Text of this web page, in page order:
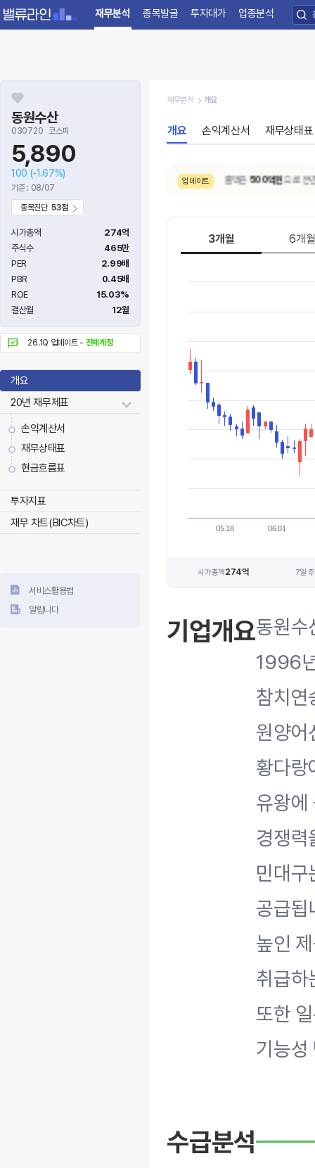
재무분석 종목발굴 투자대가 업종분석
동원수산
030720 코스피
5,890
100 (-1.67%)
기준 : 08/07
종목진단53점
시가총액
274억
주식수
465만
PER
2.99배
PBR
0.45배
ROE
15.03%
결산월
12월
26.1Q 업데이트 - 전체계정
개요
20년 재무제표
손익계산서
재무상태표
현금흐름표
투자지표
재무 차트(BIC차트)
서비스활용법
알립니다
재무분석 개요
개요 손익계산서 재무상태표
업데이트
26.2Q 잠정 매출액은500억원으로 전년 동
3개월 6개월
05.18 06.01
시가총액274억 7일
기업개요동원수
1996
참치연
원양어
황다랑
유왕에
경쟁력
민대구
공급됩
높인
취급하
또한
기능성
수급분석